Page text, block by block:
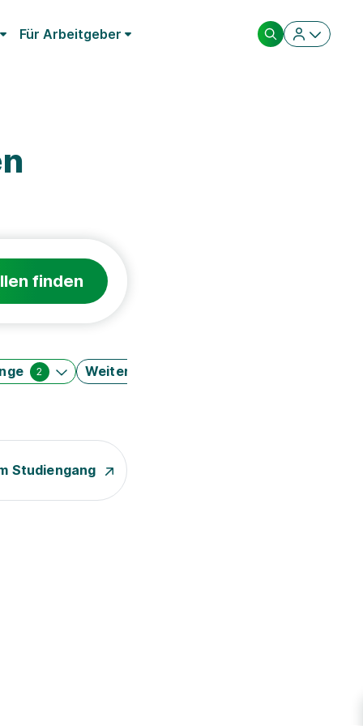
Für Arbeitgeber
finden
2 Weitere Filter
Studiengang